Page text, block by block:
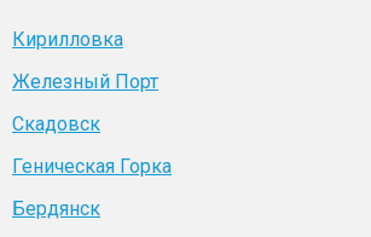
Кирилловка
Железный Порт
Скадовск
Геническая Горка
Бердянск